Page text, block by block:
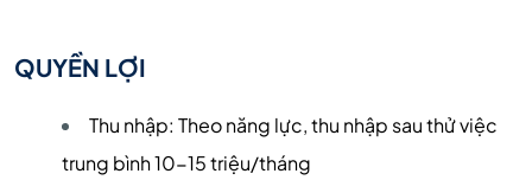
QUYỀN LỢI
Thu nhập: Theo năng lực, thu nhập sau thử việc
trung bình 10-15 triệu/tháng